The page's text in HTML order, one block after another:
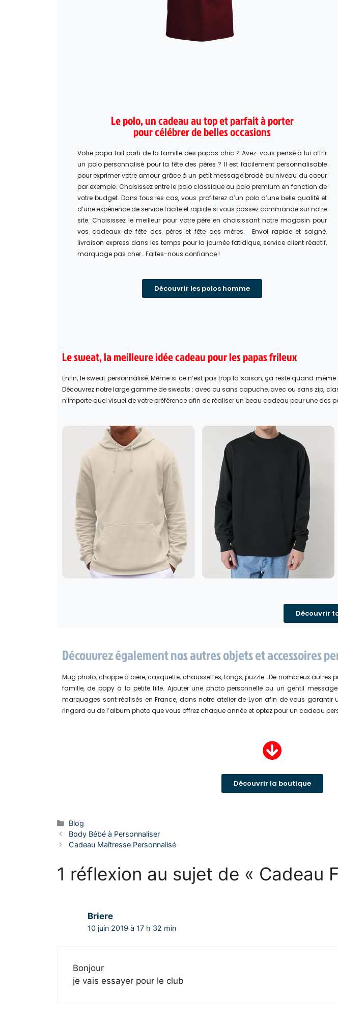
Le polo, un cadeau au top et parfait à porter
pour célébrer de belles occasions
Votre papa fait parti de la famille des papas chic ? Avez-vous pensé à lui offrir
un polo personnalisé pour la fête des pères ? Il est facilement personnalisable
pour exprimer votre amour grâce à un petit message brodé au niveau du coeur
par exemple. Choisissez entre le polo classique ou polo premium en fonction de
votre budget. Dans tous les cas, vous profiterez d’un polo d’une belle qualité et
d’une expérience de service facile et rapide si vous passez commande sur notre
site. Choisissez le meilleur pour votre père en choisissant notre magasin pour
vos cadeaux de fête des pères et fête des mères. Envoi rapide et soigné,
livraison express dans les temps pour la journée fatidique, service client réactif,
marquage pas cher… Faites-nous confiance !
Découvrir les polos homme
Le sweat, la meilleure idée cadeau pour les papas frileux
Enfin, le sweat personnalisé. Même si ce n’est pas trop la saison, ça reste quand
Découvrez notre large gamme de sweats : avec ou sans capuche, avec ou sans zip,
n’importe quel visuel de votre préférence afin de réaliser un beau cadeau pour une des
Découvrir
Découvrez également nos autres objets et accessoires
Mug photo, choppe à bière, casquette, chaussettes, tongs, puzzle… De nombreux
famille, de papy à la petite fille. Ajouter une photo personnelle ou un gentil
marquages sont réalisés en France, dans notre atelier de Lyon afin de vous
ringard ou de l’album photo que vous offrez chaque année et optez pour un cadeau
Découvrir la boutique
Blog
Body Bébé à Personnaliser
Cadeau Maîtresse Personnalisé
1 réflexion au sujet de « Cadeau
Briere
10 juin 2019 à 17 h 32 min
Bonjour
je vais essayer pour le club